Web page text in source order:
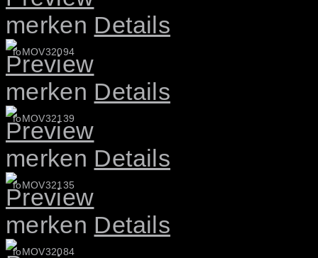
merken Details
foMOV32094
merken Details
foMOV32139
merken Details
foMOV32135
merken Details
foMOV32084